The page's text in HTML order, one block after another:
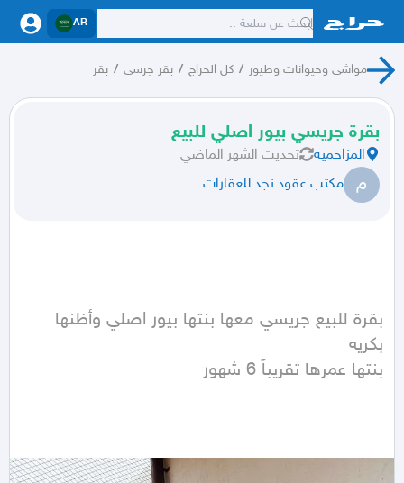
AR
مواشي وحيوانات وطيور / كل الحراج / بقر جرسي / بقر
بقرة جريسي بيور اصلي للبيع
المزاحمية تحديث الشهر الماضي
م مكتب عقود نجد للعقارات
بنتها عمرها تقريباً 6 شهور